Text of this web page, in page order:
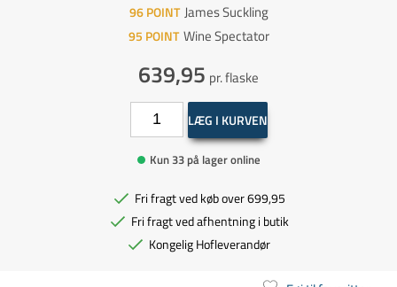
96 POINT James Suckling
95 POINT Wine Spectator
639,95 pr. flaske
LÆG I KURVEN
Kun 33 på lager online
Fri fragt ved køb over 699,95
Fri fragt ved afhentning i butik
Kongelig Hofleverandør